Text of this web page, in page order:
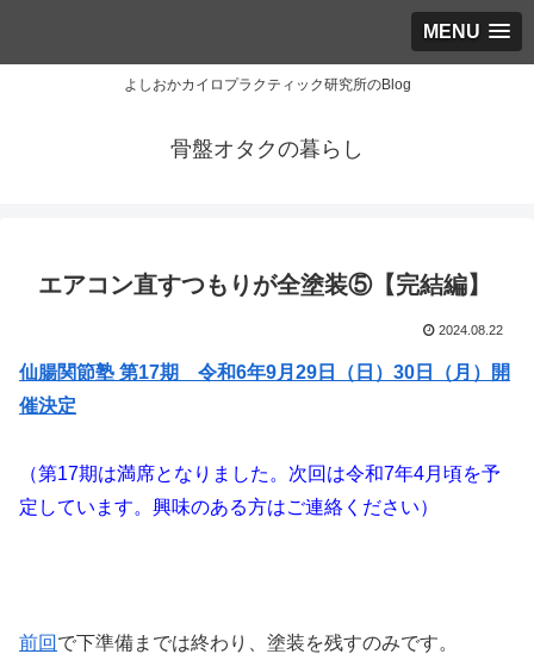
MENU
よしおかカイロプラクティック研究所のBlog
骨盤オタクの暮らし
エアコン直すつもりが全塗装⑤【完結編】
2024.08.22
仙腸関節塾 第17期 令和6年9月29日（日）30日（月）開
催決定
（第17期は満席となりました。次回は令和7年4月頃を予
定しています。興味のある方はご連絡ください）
前回 で下準備までは終わり、塗装を残すのみです。